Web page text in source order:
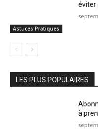
Astuces Pratiques
éviter
LES PLUS POPULAIRES
à